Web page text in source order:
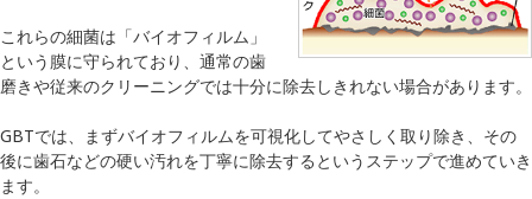
これらの細菌は「バイオフィルム」
という膜に守られており、通常の歯
磨きや従来のクリーニングでは十分に除去しきれない場合があります。
GBTでは、まずバイオフィルムを可視化してやさしく取り除き、その
後に歯石などの硬い汚れを丁寧に除去するというステップで進めていき
ます。